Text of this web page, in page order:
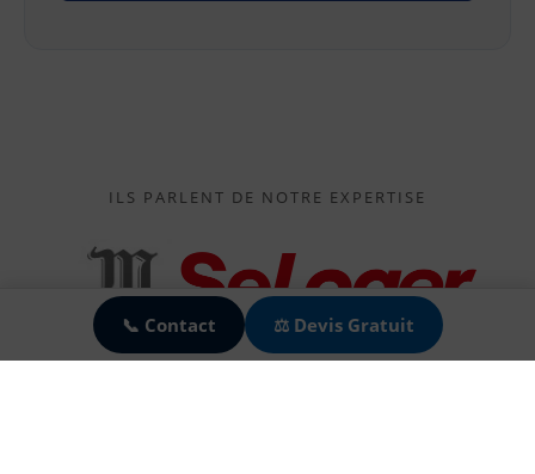
ILS PARLENT DE NOTRE EXPERTISE
📞 Contact ⚖️ Devis Gratuit